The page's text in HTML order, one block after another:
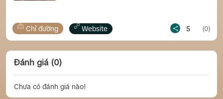
đường Website (0) Chỉ
Đánh giá (0)
Chưa có đánh giá nào!